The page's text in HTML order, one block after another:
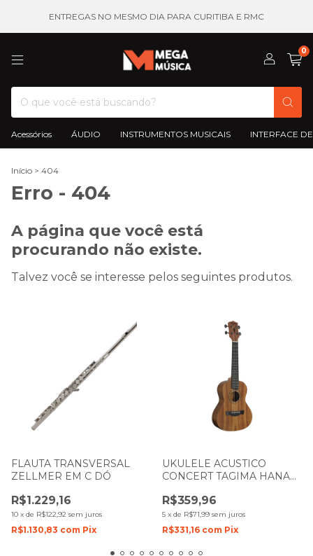
ENTREGAS NO MESMO DIA PARA CURITIBA E RMC
0
Acessórios ÁUDIO INSTRUMENTOS MUSICAIS INTERFACE
Início > 404
Erro - 404
A página que você está
procurando não existe.
Talvez você se interesse pelos seguintes produtos.
FLAUTA TRANSVERSAL
ZELLMER EM C DÓ
R$1.229,16
10 x de R$122,92 sem juros
R$1.130,83 com Pix
UKULELE ACUSTICO
CONCERT TAGIMA HANA
NATURAL SATIN
R$359,96
5 x de R$71,99 sem juros
R$331,16 com Pix